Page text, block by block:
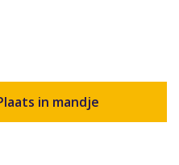
in mandje